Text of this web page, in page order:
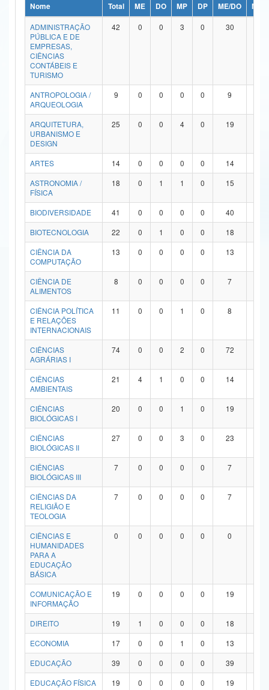
Ministério da Ciência, Tecnologia, Inovações e Comunicações
Ministério do Meio Ambiente
Ministério do Turismo
Ministério do Desenvolvimento Regional
Controladoria-Geral da União
Ministério da Mulher, da Família e dos Direitos Humanos
Secretaria de Governo
Advocacia-Geral da União
Banco Central do Brasil
Nome Total ME DO MP DP ME/DO
MP/
ADMINISTRAÇÃO
PÚBLICA E DE
EMPRESAS,
CIÊNCIAS
CONTÁBEIS E
TURISMO
42 0 0 3 0 30
ANTROPOLOGIA /
ARQUEOLOGIA
9 0 0 0 0 9
ARQUITETURA,
URBANISMO E
DESIGN
25 0 0 4 0 19
ARTES 14 0 0 0 0 14
ASTRONOMIA /
FÍSICA
18 0 1 1 0 15
BIODIVERSIDADE 41 0 0 0 0 40
BIOTECNOLOGIA
22 0 1 0 0 18
CIÊNCIA DA
COMPUTAÇÃO
13 0 0 0 0 13
CIÊNCIA DE
ALIMENTOS
8 0 0 0 0 7
CIÊNCIA POLÍTICA
E RELAÇÕES
INTERNACIONAIS
11 0 0 1 0 8
CIÊNCIAS
AGRÁRIAS I
74 0 0 2 0 72
CIÊNCIAS
AMBIENTAIS
21 4 1 0 0 14
CIÊNCIAS
BIOLÓGICAS I
20 0 0 1 0 19
CIÊNCIAS
BIOLÓGICAS II
27 0 0 3 0 23
CIÊNCIAS
BIOLÓGICAS III
7 0 0 0 0 7
CIÊNCIAS DA
RELIGIÃO E
TEOLOGIA
7 0 0 0 0 7
CIÊNCIAS E
HUMANIDADES
PARA A
EDUCAÇÃO
BÁSICA
0 0 0 0 0 0
COMUNICAÇÃO E
INFORMAÇÃO
19 0 0 0 0 19
DIREITO 19 1 0 0 0 18
ECONOMIA
17 0 0 1 0 13
EDUCAÇÃO
39 0 0 0 0 39
EDUCAÇÃO FÍSICA
19 0 0 0 0 19